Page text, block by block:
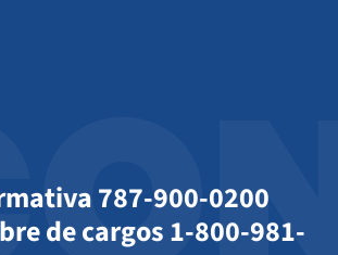
787-900-0200
de cargos 1-800-981-